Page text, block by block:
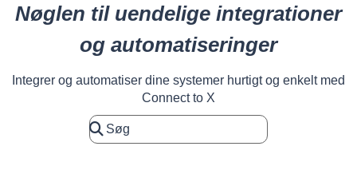
Nøglen til uendelige integrationer
og automatiseringer
Integrer og automatiser dine systemer hurtigt og enkelt med
Connect to X